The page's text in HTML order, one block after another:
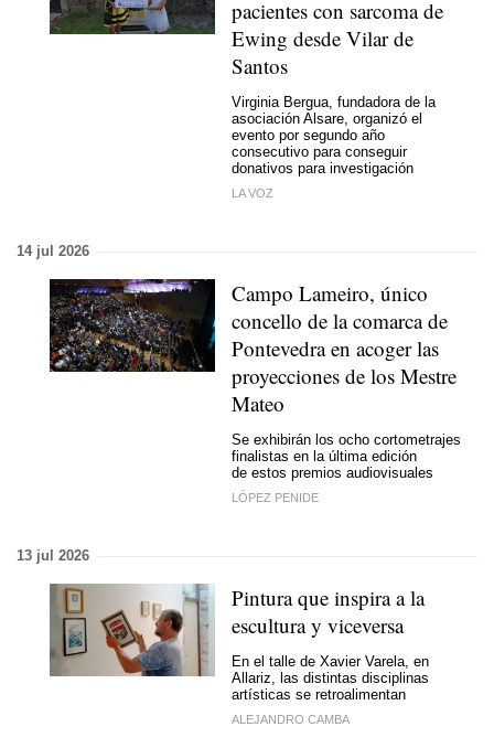
pacientes con sarcoma de
Ewing desde Vilar de
Santos
Virginia Bergua, fundadora de la
asociación Alsare, organizó el
evento por segundo año
consecutivo para conseguir
donativos para investigación
LA VOZ
14 jul 2026
Campo Lameiro, único
concello de la comarca de
Pontevedra en acoger las
proyecciones de los Mestre
Mateo
Se exhibirán los ocho cortometrajes
finalistas en la última edición
de estos premios audiovisuales
LÓPEZ PENIDE
13 jul 2026
Pintura que inspira a la
escultura y viceversa
En el talle de Xavier Varela, en
Allariz, las distintas disciplinas
artísticas se retroalimentan
ALEJANDRO CAMBA